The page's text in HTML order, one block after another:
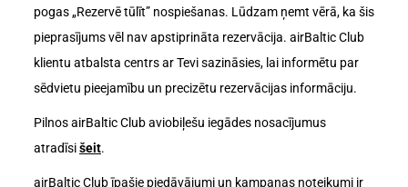
pogas „Rezervē tūlīt” nospiešanas. Lūdzam ņemt vērā, ka šis
pieprasījums vēl nav apstiprināta rezervācija. airBaltic Club
klientu atbalsta centrs ar Tevi sazināsies, lai informētu par
sēdvietu pieejamību un precizētu rezervācijas informāciju.
Pilnos airBaltic Club aviobiļešu iegādes nosacījumus
atradīsišeit.
airBaltic Club īpašie piedāvājumi un kampaņas noteikumi ir